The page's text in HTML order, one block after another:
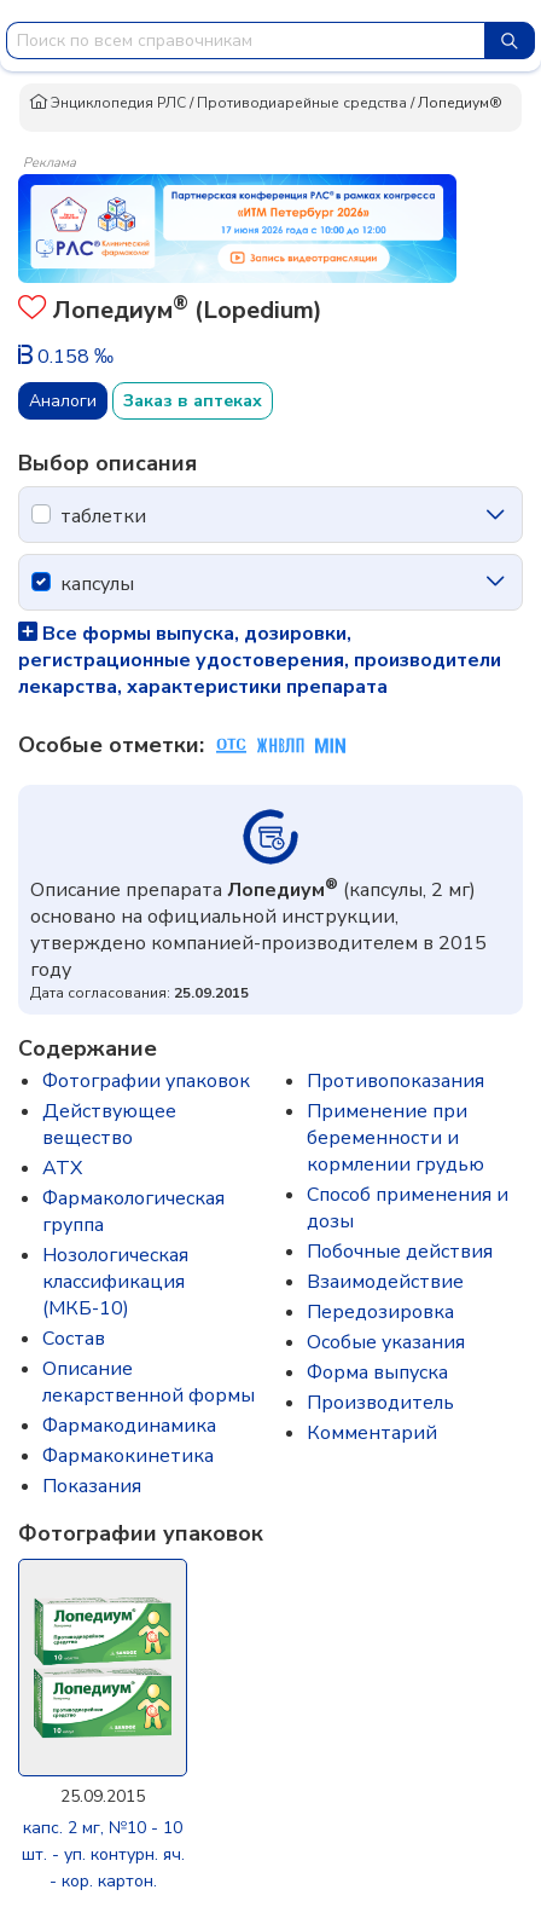
Энциклопедия РЛС/Противодиарейные средства /Лопедиум®
Реклама
Лопедиум® (Lopedium)
0.158 ‰
Аналоги Заказ в аптеках
Выбор описания
таблетки
капсулы
Все формы выпуска, дозировки,
регистрационные удостоверения, производители
лекарства, характеристики препарата
Особые отметки:
Описание препарата Лопедиум® (капсулы, 2 мг)
основано на официальной инструкции,
утверждено компанией-производителем в 2015
году
Дата согласования: 25.09.2015
Содержание
Фотографии упаковок
Действующее
вещество
ATX
Фармакологическая
группа
Нозологическая
классификация
(МКБ-10)
Состав
Описание
лекарственной формы
Фармакодинамика
Фармакокинетика
Показания
Противопоказания
Применение при
беременности и
кормлении грудью
Способ применения и
дозы
Побочные действия
Взаимодействие
Передозировка
Особые указания
Форма выпуска
Производитель
Комментарий
Фотографии упаковок
25.09.2015
капс. 2 мг, №10 - 10
шт. - уп. контурн. яч.
- кор. картон.